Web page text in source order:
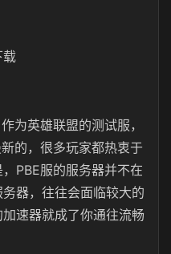
载
为英雄联盟的测试服，
的，很多玩家都热衷于
PBE服的服务器并不在
器，往往会面临较大的
速器就成了你通往流畅